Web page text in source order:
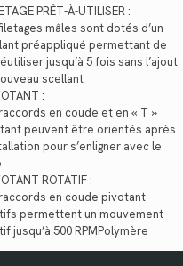
PRÊT-À-UTILISER :
mâles sont dotés d’un
préappliqué permettant de
jusqu’à 5 fois sans l’ajout
scellant
:
en coude et en « T »
peuvent être orientés après
pour s’enligner avec le
ROTATIF :
en coude pivotant
permettent un mouvement
jusqu’à 500 RPMPolymère